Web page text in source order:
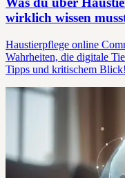
wirklich wissen
Haustierpflege online
Wahrheiten, die digitale
Tipps und kritischem Blick!